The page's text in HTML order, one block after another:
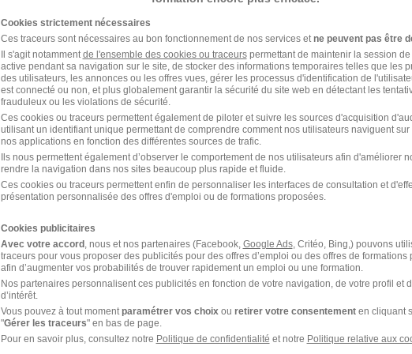
Scania France
Saint-Ouen-l'Aumône - 95 Alternance
il y a 21 jours
Alternance Mecanicien Poids Lourds
Alliance Automotive Group
Herblay-sur-Seine - 95 Alternance
il y a 13 jours
Alternance- Mécanicien PL H/F
Veolia Assainissement et Maintenance
Cookies strictement nécessaires
Ces traceurs sont nécessaires au bon fonctionnement de nos services etne peuvent pas être
Il s'agit notammentde l'ensemble des cookies ou traceurspermettant de maintenir la session
active pendant sa navigation sur le site, de stocker des informations temporaires telles que les
des utilisateurs, les annonces ou les offres vues, gérer les processus d'identification de
est connecté ou non, et plus globalement garantir la sécurité du site web en détectant les
frauduleux ou les violations de sécurité.
Ces cookies ou traceurs permettent également de piloter et suivre les sources d'acquisition
utilisant un identifiant unique permettant de comprendre comment nos utilisateurs naviguent sur
nos applications en fonction des différentes sources de trafic.
Ils nous permettent également d’observer le comportement de nos utilisateurs afin d'améliorer
rendre la navigation dans nos sites beaucoup plus rapide et fluide.
Ces cookies ou traceurs permettent enfin de personnaliser les interfaces de consultation et
présentation personnalisée des offres d'emploi ou de formations proposées.
Cookies publicitaires
Avec votre accord , nous et nos partenaires (Facebook, Google Ads, Critéo, Bing,) pouvons
traceurs pour vous proposer des publicités pour des offres d’emploi ou des offres de formations
afin d’augmenter vos probabilités de trouver rapidement un emploi ou une formation.
Nos partenaires personnalisent ces publicités en fonction de votre navigation, de votre profil et
d’intérêt.
Vous pouvez à tout momentparamétrer vos choixou retirer votre consentementen cliquant
"Gérer les traceurs" en bas de page.
Pour en savoir plus, consultez notre Politique de confidentialité et notre Politique relative aux